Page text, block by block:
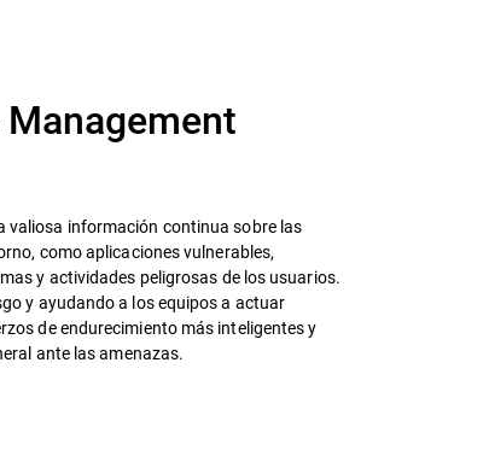
valiosa información continua sobre las
como aplicaciones vulnerables,
y actividades peligrosas de los usuarios.
y ayudando a los equipos a actuar
de endurecimiento más inteligentes y
ante las amenazas.